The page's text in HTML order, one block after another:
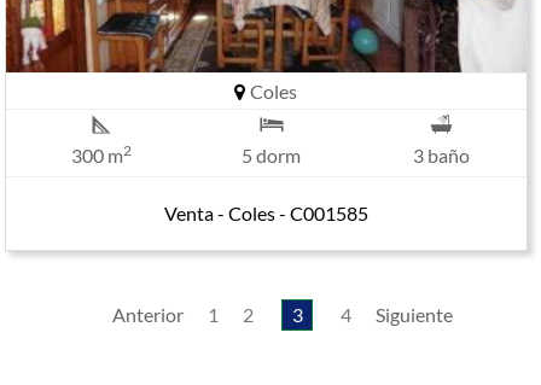
Coles
300 m2 5 dorm 3 baño
Venta - Coles - C001585
Anterior 1 2 3 4 Siguiente